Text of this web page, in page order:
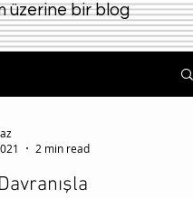
üzerine bir blog
2 min read